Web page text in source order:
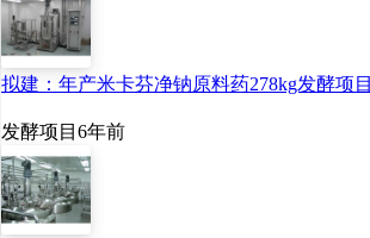
拟建：年产米卡芬净钠原料药278kg发酵项目
发酵项目 6年前